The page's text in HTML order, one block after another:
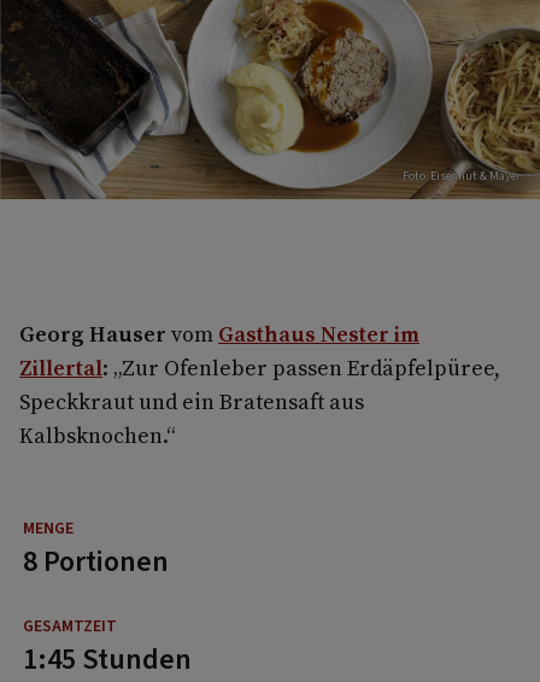
Foto: Eisenhut & Mayer
Georg Hauser vom Gasthaus Nester im
Zillertal: „Zur Ofenleber passen Erdäpfelpüree,
Speckkraut und ein Bratensaft aus
Kalbsknochen.“
8 Portionen
1:45 Stunden